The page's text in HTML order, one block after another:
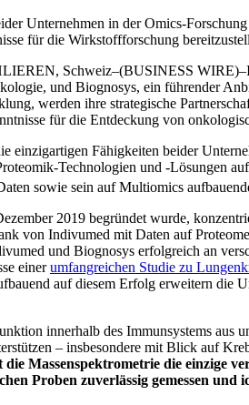
Unternehmen in der Omics-
für die Wirkstoffforschung
Schweiz–(BUSINESS
und Biognosys, ein führender
werden ihre strategische
für die Entdeckung von
einzigartigen Fähigkeiten beider
Technologien und -Lösungen
sowie sein auf Multiomics
2019 begründet wurde,
von Indivumed mit Daten auf
und Biognosys erfolgreich an
einerumfangreichen Studie zu
auf diesem Erfolg erweitern die
innerhalb des Immunsystems aus
– insbesondere mit Blick auf
die Massenspektrometrie die einzige
Proben zuverlässig gemessen und